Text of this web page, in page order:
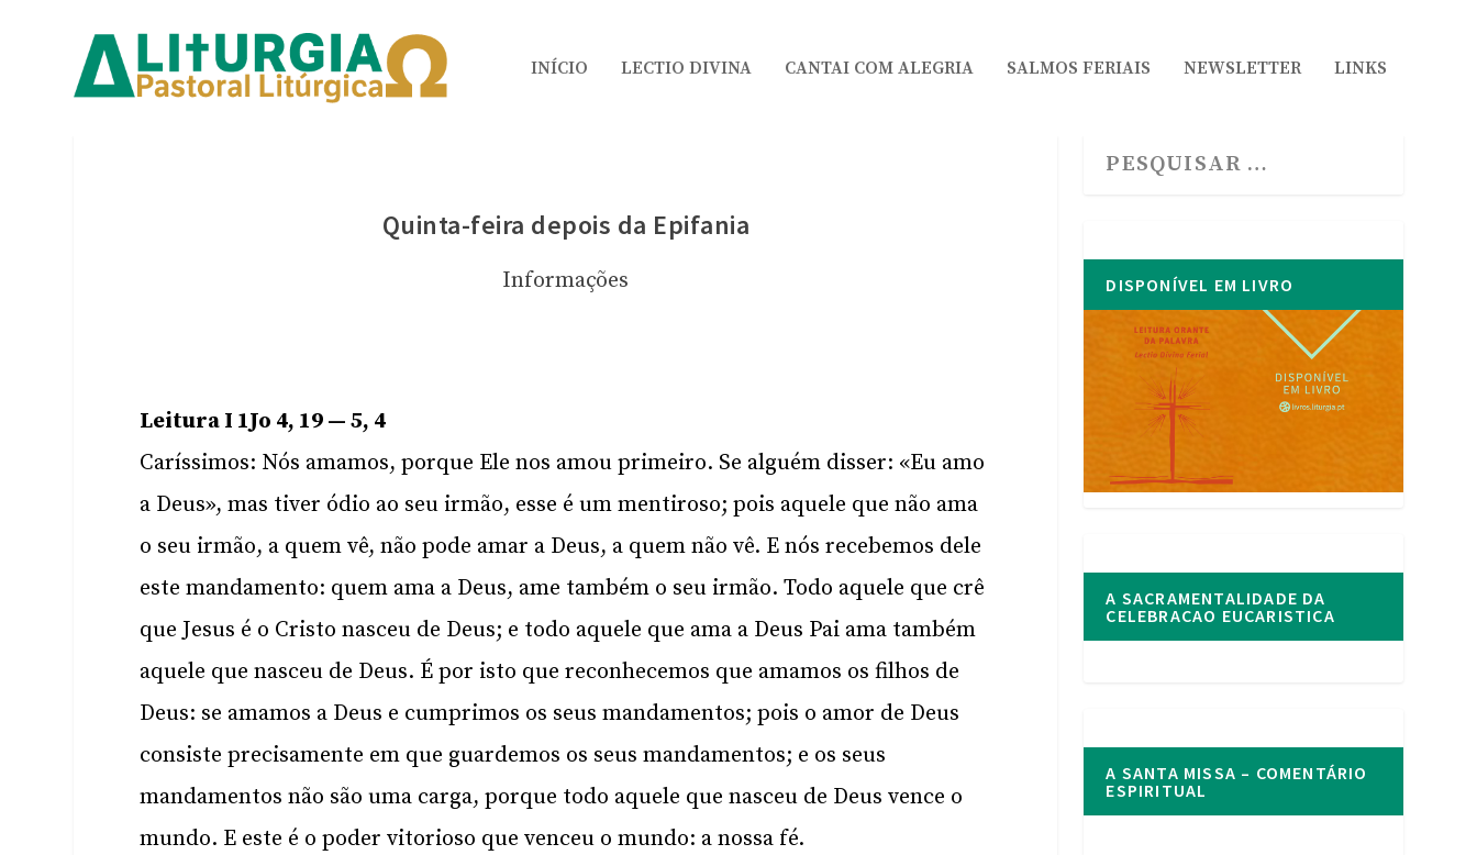
INÍCIO LECTIO DIVINA CANTAI COM ALEGRIA SALMOS FERIAIS NEWSLETTER LINKS
Quinta-feira depois da Epifania
Informações
Leitura I 1Jo 4, 19 — 5, 4
Caríssimos: Nós amamos, porque Ele nos amou primeiro. Se alguém disser: «Eu amo
a Deus», mas tiver ódio ao seu irmão, esse é um mentiroso; pois aquele que não ama
o seu irmão, a quem vê, não pode amar a Deus, a quem não vê. E nós recebemos dele
este mandamento: quem ama a Deus, ame também o seu irmão. Todo aquele que crê
que Jesus é o Cristo nasceu de Deus; e todo aquele que ama a Deus Pai ama também
aquele que nasceu de Deus. É por isto que reconhecemos que amamos os filhos de
Deus: se amamos a Deus e cumprimos os seus mandamentos; pois o amor de Deus
consiste precisamente em que guardemos os seus mandamentos; e os seus
mandamentos não são uma carga, porque todo aquele que nasceu de Deus vence o
mundo. E este é o poder vitorioso que venceu o mundo: a nossa fé.
DISPONÍVEL EM LIVRO
A SACRAMENTALIDADE DA
CELEBRACAO EUCARISTICA
A SANTA MISSA – COMENTÁRIO
ESPIRITUAL